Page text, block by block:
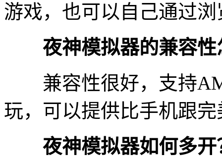
游戏，也可以自己通过
夜神模拟器的兼容
兼容性很好，支持
玩，可以提供比手机跟
夜神模拟器如何多开